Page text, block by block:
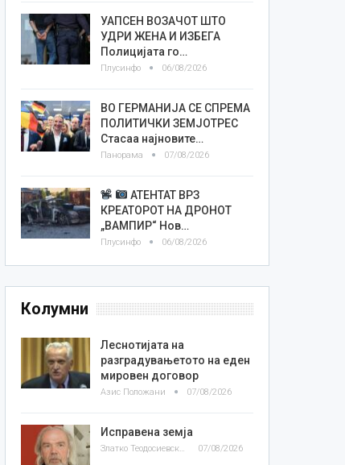
УАПСЕН ВОЗАЧОТ ШТО
УДРИ ЖЕНА И ИЗБЕГА
Полицијата го…
Плусинфо 06/08/2026
ВО ГЕРМАНИЈА СЕ СПРЕМА
ПОЛИТИЧКИ ЗЕМЈОТРЕС
Стасаа најновите…
Панорама 07/08/2026
АТЕНТАТ ВРЗ
КРЕАТОРОТ НА ДРОНОТ
„ВАМПИР“ Нов…
Плусинфо 06/08/2026
Колумни
Леснотијата на
разградувањетото на еден
мировен договор
Азис Положани 07/08/2026
Исправена земја
Златко Теодосиевски 07/08/2026